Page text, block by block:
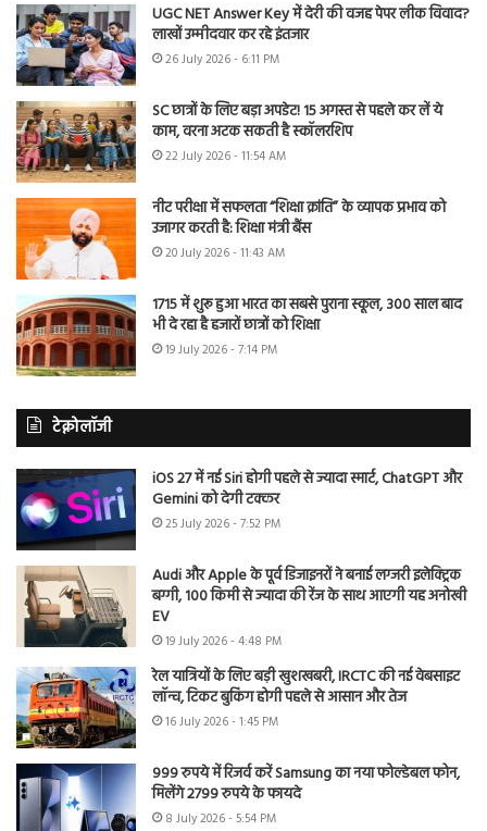
UGC NET Answer Key में देरी की वजह पेपर लीक विवाद?
लाखों उम्मीदवार कर रहे इंतजार
26 July 2026 - 6:11 PM
SC छात्रों के लिए बड़ा अपडेट! 15 अगस्त से पहले कर लें ये
काम, वरना अटक सकती है स्कॉलरशिप
22 July 2026 - 11:54 AM
नीट परीक्षा में सफलता “शिक्षा क्रांति” के व्यापक प्रभाव को
उजागर करती है: शिक्षा मंत्री बैंस
20 July 2026 - 11:43 AM
1715 में शुरू हुआ भारत का सबसे पुराना स्कूल, 300 साल बाद
भी दे रहा है हजारों छात्रों को शिक्षा
19 July 2026 - 7:14 PM
टेक्नोलॉजी
iOS 27 में नई Siri होगी पहले से ज्यादा स्मार्ट, ChatGPT और
Gemini को देगी टक्कर
25 July 2026 - 7:52 PM
Audi और Apple के पूर्व डिजाइनरों ने बनाई लग्जरी इलेक्ट्रिक
बग्गी, 100 किमी से ज्यादा की रेंज के साथ आएगी यह अनोखी
EV
19 July 2026 - 4:48 PM
रेल यात्रियों के लिए बड़ी खुशखबरी, IRCTC की नई वेबसाइट
लॉन्च, टिकट बुकिंग होगी पहले से आसान और तेज
16 July 2026 - 1:45 PM
999 रुपये में रिजर्व करें Samsung का नया फोल्डेबल फोन,
मिलेंगे 2799 रुपये के फायदे
8 July 2026 - 5:54 PM